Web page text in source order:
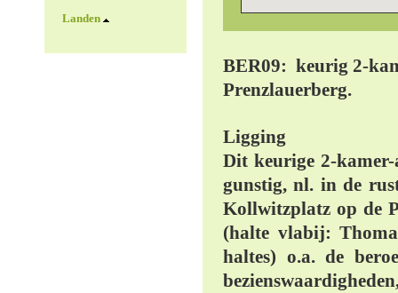
Landen
BER09: keurig 2-
Prenzlauerberg.
Ligging
Dit keurige 2-
gunstig, nl. in de
Kollwitzplatz op de
(halte vlabij:
haltes) o.a. de